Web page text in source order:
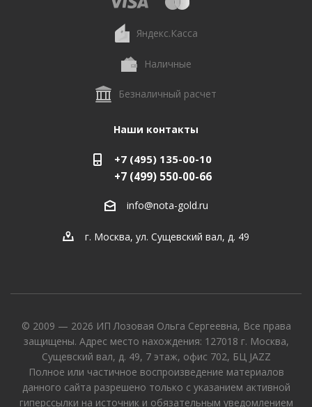
Яндекс.Касса
Наличные
Безналичный расчет
Наши контакты
+7 (495) 135-00-10
+7 (499) 550-00-66
info@nota-gold.ru
г. Москва, ул. Сущевский вал, д. 49
© 2009 — 2026 ИП Лозовая Ольга Сергеевна, Все права
защищены. Адрес место нахождения: 127018 г. Москва,
Сущевский вал, д. 49, 7 этаж, офис 702, БЦ JAZZ
Полное или частичное воспроизведение материалов
данного сайта разрешено только с указанием активной
гиперссылки на источник и обязательным уведомлением